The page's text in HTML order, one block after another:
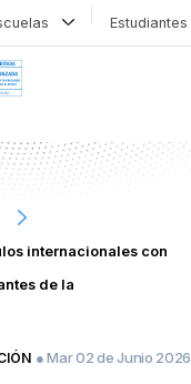
Estudiantes
internacionales con
de la
● Mar 02 de Junio 2026